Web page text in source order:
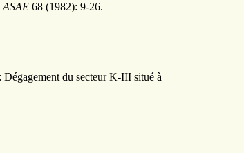
ASAE 68 (1982): 9-26.
Dégagement du secteur K-III situé à